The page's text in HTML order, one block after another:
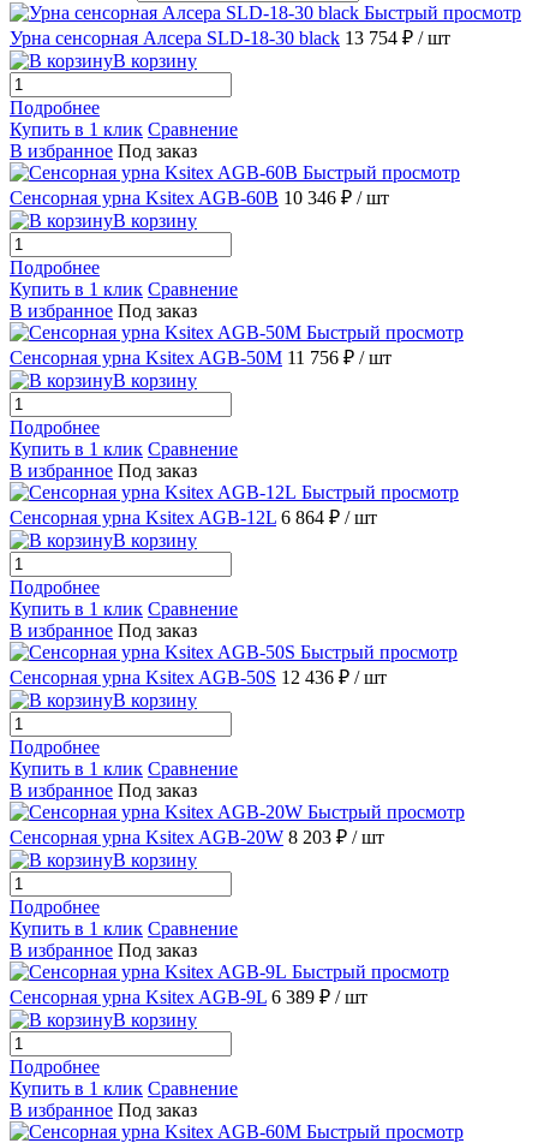
Быстрый просмотр
Урна сенсорная Алсера SLD-18-30 black 13 754 ₽ / шт
В корзину
Подробнее
Купить в 1 клик Сравнение
В избранное Под заказ
Быстрый просмотр
Сенсорная урна Ksitex AGB-60B 10 346 ₽ / шт
В корзину
Подробнее
Купить в 1 клик Сравнение
В избранное Под заказ
Быстрый просмотр
Сенсорная урна Ksitex AGB-50M 11 756 ₽ / шт
В корзину
Подробнее
Купить в 1 клик Сравнение
В избранное Под заказ
Быстрый просмотр
Сенсорная урна Ksitex AGB-12L 6 864 ₽ / шт
В корзину
Подробнее
Купить в 1 клик Сравнение
В избранное Под заказ
Быстрый просмотр
Сенсорная урна Ksitex AGB-50S 12 436 ₽ / шт
В корзину
Подробнее
Купить в 1 клик Сравнение
В избранное Под заказ
Быстрый просмотр
Сенсорная урна Ksitex AGB-20W 8 203 ₽ / шт
В корзину
Подробнее
Купить в 1 клик Сравнение
В избранное Под заказ
Быстрый просмотр
Сенсорная урна Ksitex AGB-9L 6 389 ₽ / шт
В корзину
Подробнее
Купить в 1 клик Сравнение
В избранное Под заказ
Быстрый просмотр